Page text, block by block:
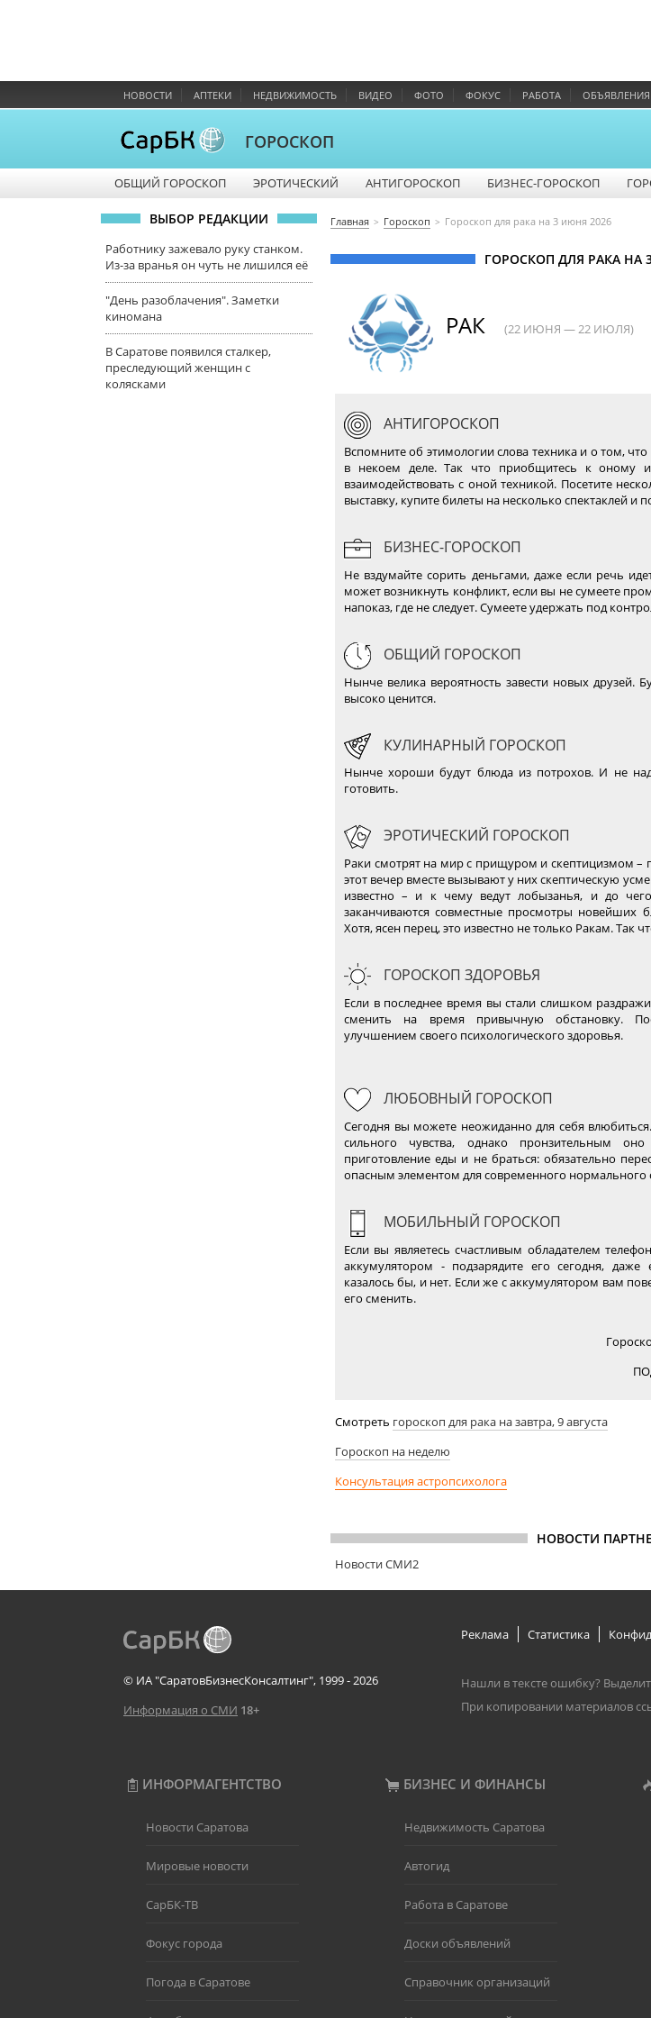
НОВОСТИ АПТЕКИ НЕДВИЖИМОСТЬ ВИДЕО ФОТО ФОКУС РАБОТА ОБЪЯВЛЕНИЯ
ГОРОСКОП
ОБЩИЙ ГОРОСКОП ЭРОТИЧЕСКИЙ АНТИГОРОСКОП БИЗНЕС-ГОРОСКОП
ВЫБОР РЕДАКЦИИ
Работнику зажевало руку станком.
Из-за вранья он чуть не лишился её
"День разоблачения". Заметки
киномана
В Саратове появился сталкер,
преследующий женщин с
колясками
Главная Гороскоп Гороскоп для рака на 3 июня 2026
ГОРОСКОП ДЛЯ РАКА НА
РАК (22 ИЮНЯ — 22 ИЮЛЯ)
АНТИГОРОСКОП
Вспомните об этимологии слова техника и о том, что
в некоем деле. Так что приобщитесь к оному
взаимодействовать с оной техникой. Посетите
выставку, купите билеты на несколько спектаклей и
БИЗНЕС-ГОРОСКОП
Не вздумайте сорить деньгами, даже если речь
может возникнуть конфликт, если вы не сумеете
напоказ, где не следует. Сумеете удержать под
ОБЩИЙ ГОРОСКОП
Нынче велика вероятность завести новых друзей.
высоко ценится.
КУЛИНАРНЫЙ ГОРОСКОП
Нынче хороши будут блюда из потрохов. И не
готовить.
ЭРОТИЧЕСКИЙ ГОРОСКОП
Раки смотрят на мир с прищуром и скептицизмом –
этот вечер вместе вызывают у них скептическую
известно – и к чему ведут лобызанья, и до
заканчиваются совместные просмотры новейших
Хотя, ясен перец, это известно не только Ракам. Так
ГОРОСКОП ЗДОРОВЬЯ
Если в последнее время вы стали слишком
сменить на время привычную обстановку.
улучшением своего психологического здоровья.
ЛЮБОВНЫЙ ГОРОСКОП
Сегодня вы можете неожиданно для себя
сильного чувства, однако пронзительным
приготовление еды и не браться: обязательно
опасным элементом для современного нормального
МОБИЛЬНЫЙ ГОРОСКОП
Если вы являетесь счастливым обладателем
аккумулятором - подзарядите его сегодня,
казалось бы, и нет. Если же с аккумулятором вам
его сменить.
Смотреть гороскоп для рака на завтра, 9 августа
Гороскоп на неделю
Консультация астропсихолога
НОВОСТИ
Новости СМИ2
© ИА "СаратовБизнесКонсалтинг", 1999 - 2026
Информация о СМИ 18+
Реклама Статистика
Нашли в тексте ошибку?
При копировании материалов
ИНФОРМАГЕНТСТВО БИЗНЕС И ФИНАНСЫ
Новости Саратова
Мировые новости
СарБК-ТВ
Фокус города
Погода в Саратове
Недвижимость Саратова
Автогид
Работа в Саратове
Доски объявлений
Справочник организаций